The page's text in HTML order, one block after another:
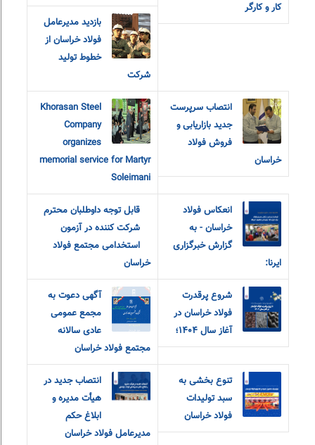
کار و کارگر
بازدید مدیرعامل
فولاد خراسان از
خطوط تولید
شرکت
انتصاب سرپرست
جدید بازاریابی و
فروش فولاد
خراسان
Khorasan Steel
Company
organizes
memorial service for Martyr
Soleimani
انعکاس فولاد
خراسان - به
گزارش خبرگزاری
ایرنا:
قابل توجه داوطلبان محترم
شرکت کننده در آزمون
استخدامی مجتمع فولاد
خراسان
شروع پرقدرت
فولاد خراسان در
آغاز سال ۱۴۰۴؛
آگهی دعوت به
مجمع عمومی
عادی سالانه
مجتمع فولاد خراسان
تنوع بخشی به
سبد تولیدات
فولاد خراسان
انتصاب جدید در
هیأت مدیره و
ابلاغ حکم
مدیرعامل فولاد خراسان